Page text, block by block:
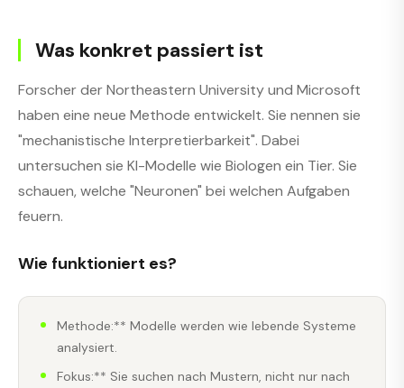
Was konkret passiert ist
Forscher der Northeastern University und Microsoft
haben eine neue Methode entwickelt. Sie nennen sie
"mechanistische Interpretierbarkeit". Dabei
untersuchen sie KI-Modelle wie Biologen ein Tier. Sie
schauen, welche "Neuronen" bei welchen Aufgaben
feuern.
Wie funktioniert es?
Methode:** Modelle werden wie lebende Systeme
analysiert.
Fokus:** Sie suchen nach Mustern, nicht nur nach